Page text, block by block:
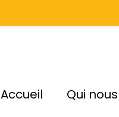
Accueil Qui